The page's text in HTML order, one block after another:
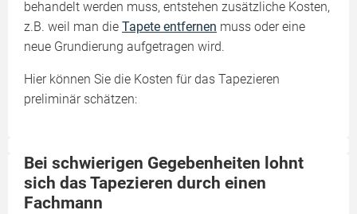
behandelt werden muss, entstehen zusätzliche Kosten,
z.B. weil man die Tapete entfernen muss oder eine
neue Grundierung aufgetragen wird.
Hier können Sie die Kosten für das Tapezieren
preliminär schätzen:
Bei schwierigen Gegebenheiten lohnt
sich das Tapezieren durch einen
Fachmann